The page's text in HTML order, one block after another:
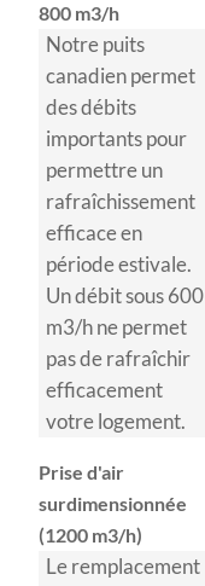
800 m3/h
Notre puits
canadien permet
des débits
importants pour
permettre un
rafraîchissement
efficace en
période estivale.
Un débit sous 600
m3/h ne permet
pas de rafraîchir
efficacement
votre logement.
Prise d'air
surdimensionnée
(1200 m3/h)
Le remplacement